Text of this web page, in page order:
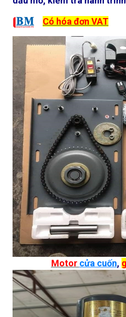
Có hóa đơn VAT
Motor cửa cuốn,